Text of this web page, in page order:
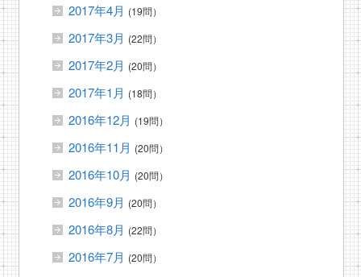
2017年4月 (19問）
2017年3月 (22問）
2017年2月 (20問）
2017年1月 (18問）
2016年12月 (19問）
2016年11月 (20問）
2016年10月 (20問）
2016年9月 (20問）
2016年8月 (22問）
2016年7月 (20問）